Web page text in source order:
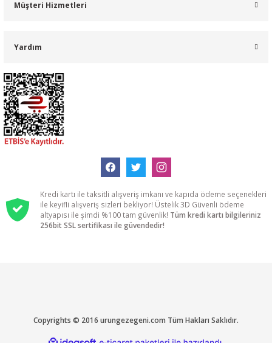
Müşteri Hizmetleri
Yardım
Kredi kartı ile taksitli alışveriş imkanı ve kapıda ödeme seçenekleri
ile keyifli alışveriş sizleri bekliyor! Üstelik 3D Güvenli ödeme
altyapısı ile şimdi %100 tam güvenlik! Tüm kredi kartı bilgileriniz
256bit SSL sertifikası ile güvendedir!
Copyrights © 2016 urungezegeni.com Tüm Hakları Saklıdır.